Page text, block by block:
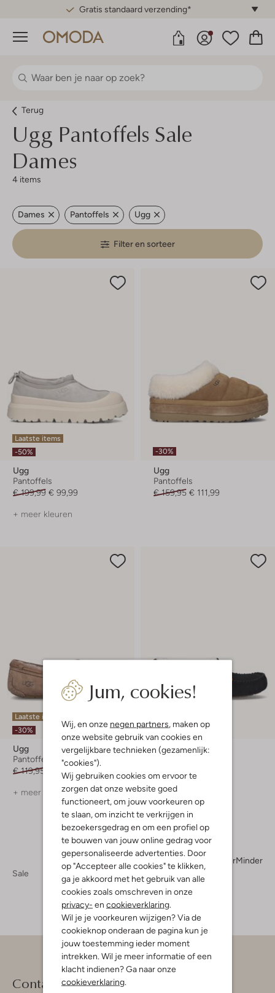
Gratis standaard verzending*
Menu
Jum, cookies!
Wij, en onze negen partners , maken op
onze website gebruik van cookies en
vergelijkbare technieken (gezamenlijk:
"cookies").
Wij gebruiken cookies om ervoor te
zorgen dat onze website goed
functioneert, om jouw voorkeuren op
te slaan, om inzicht te verkrijgen in
bezoekersgedrag en om een profiel op
te bouwen van jouw online gedrag voor
gepersonaliseerde advertenties. Door
op "Accepteer alle cookies" te klikken,
ga je akkoord met het gebruik van alle
cookies zoals omschreven in onze
privacy- en cookieverklaring
Wil je je voorkeuren wijzigen? Via de
cookieknop onderaan de pagina kun je
jouw toestemming ieder moment
intrekken. Wil je meer informatie of een
klacht indienen? Ga naar onze
cookieverklaring
Terug
Ugg Pantoffels Sale
Dames
4 items
Dames Pantoffels Ugg
Filter en sorteer
Laatste items
-50%
Ugg
Pantoffels
€ 199,99 € 99,99
+ meer kleuren
-30%
Ugg
Pantoffels
€ 159,95 € 111,99
Laatste items
-30%
Ugg
Pantoffels
€ 119,95
€ 83,99
+ meer kleuren
-30%
Ugg
+ meer kleuren
MeerMinder
Sale
Contact